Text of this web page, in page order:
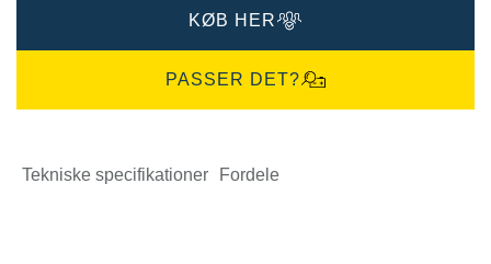
KØB HER
PASSER DET?
Tekniske specifikationer Fordele